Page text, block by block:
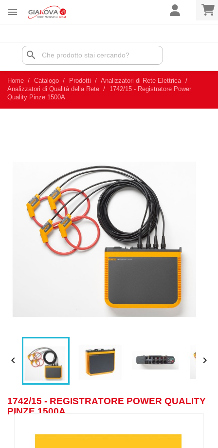

search
Home Catalogo Prodotti
Analizzatori di Rete Elettrica
Analizzatori di Qualità della Rete
1742/15 - Registratore Power
Quality Pinze 1500A
 
1742/15 - REGISTRATORE POWER QUALITY
PINZE 1500A